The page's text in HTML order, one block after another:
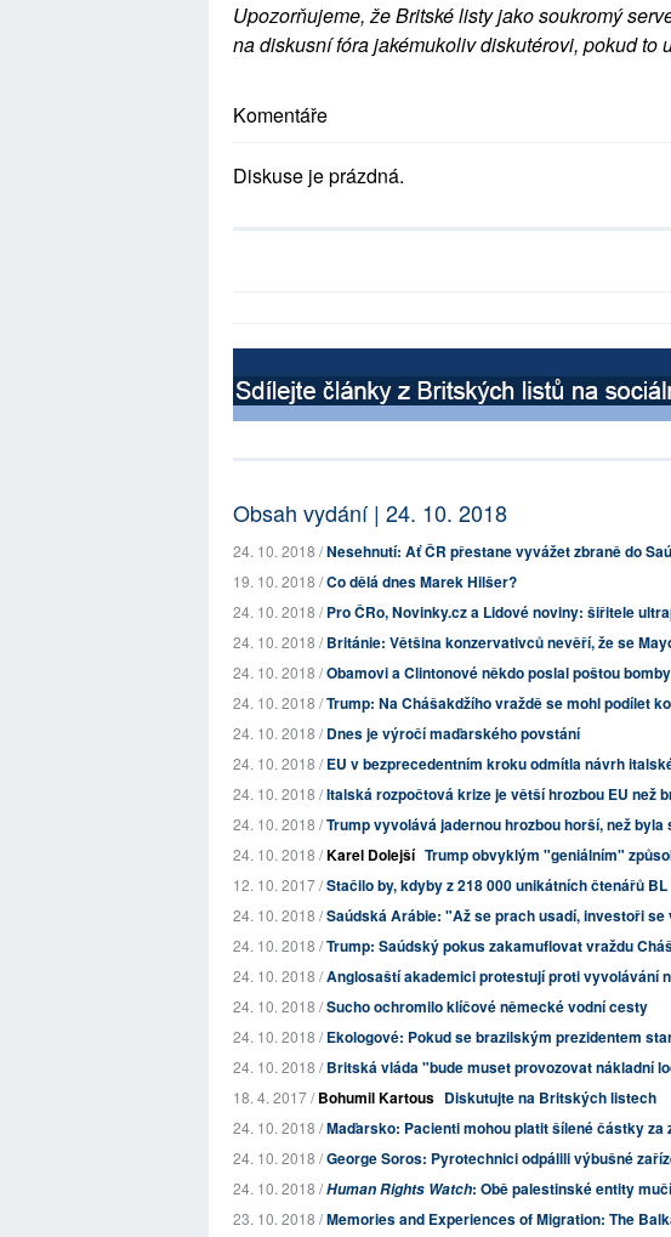
Upozorňujeme, že Britské listy jako soukromý
na diskusní fóra jakémukoliv diskutérovi, pokud to
Komentáře
Diskuse je prázdná.
Obsah vydání | 24. 10. 2018
24. 10. 2018 /Nesehnutí: Ať ČR přestane vyvážet zbraně do
19. 10. 2018 /Co dělá dnes Marek Hilšer?
24. 10. 2018 /Pro ČRo, Novinky.cz a Lidové noviny: šiřitele
24. 10. 2018 /Británie: Většina konzervativců nevěří, že se
24. 10. 2018 /Obamovi a Clintonové někdo poslal poštou bomby
24. 10. 2018 /Trump: Na Chášakdžího vraždě se mohl podílet
24. 10. 2018 /Dnes je výročí maďarského povstání
24. 10. 2018 /EU v bezprecedentním kroku odmítla návrh
24. 10. 2018 /Italská rozpočtová krize je větší hrozbou EU než
24. 10. 2018 /Trump vyvolává jadernou hrozbou horší, než byla
24. 10. 2018 /Karel Dolejší Trump obvyklým "geniálním"
12. 10. 2017 /Stačilo by, kdyby z 218 000 unikátních čtenářů
24. 10. 2018 /Saúdská Arábie: "Až se prach usadí, investoři se
24. 10. 2018 /Trump: Saúdský pokus zakamuflovat vraždu
24. 10. 2018 /Anglosaští akademici protestují proti vyvolávání
24. 10. 2018 /Sucho ochromilo klíčové německé vodní cesty
24. 10. 2018 /Ekologové: Pokud se brazilským prezidentem
24. 10. 2018 /Britská vláda "bude muset provozovat nákladní
18. 4. 2017 /Bohumil Kartous Diskutujte na Britských listech
24. 10. 2018 /Maďarsko: Pacienti mohou platit šílené částky za
24. 10. 2018 /George Soros: Pyrotechnici odpálili výbušné
24. 10. 2018 /Human Rights Watch: Obě palestinské entity
23. 10. 2018 /Memories and Experiences of Migration: The